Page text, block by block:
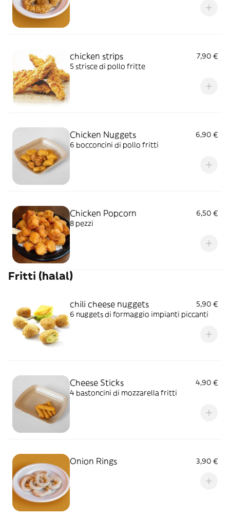
chicken strips
7,90 €
5 strisce di pollo fritte
Chicken Nuggets
6,90 €
6 bocconcini di pollo fritti
Chicken Popcorn
6,50 €
8 pezzi
Fritti (halal)
chili cheese nuggets
5,90 €
6 nuggets di formaggio impianti piccanti
Cheese Sticks
4,90 €
4 bastoncini di mozzarella fritti
Onion Rings 3,90 €